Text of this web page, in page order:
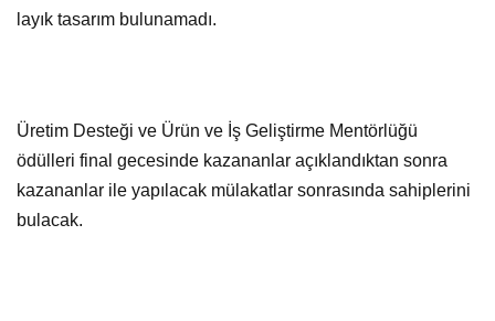
layık tasarım bulunamadı.
Üretim Desteği ve Ürün ve İş Geliştirme Mentörlüğü
ödülleri final gecesinde kazananlar açıklandıktan sonra
kazananlar ile yapılacak mülakatlar sonrasında sahiplerini
bulacak.